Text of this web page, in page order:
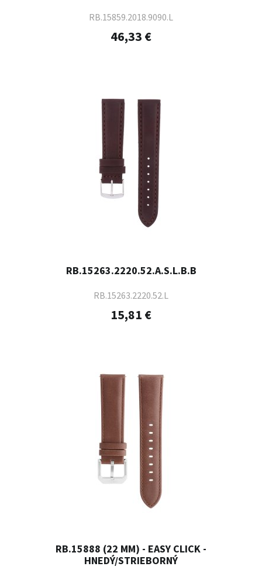
RB.15859.2018.9090.L
46,33 €
RB.15263.2220.52.A.S.L.B.B
RB.15263.2220.52.L
15,81 €
RB.15888 (22 MM) - EASY CLICK -
HNEDÝ/STRIEBORNÝ